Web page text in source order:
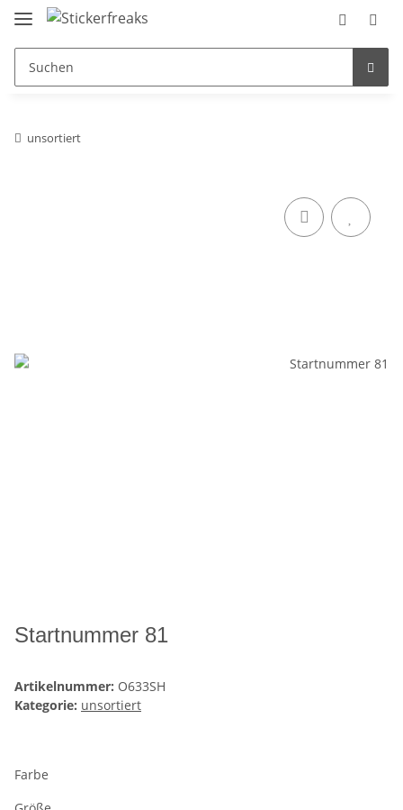
unsortiert
Startnummer 81
Artikelnummer: O633SH
Kategorie: unsortiert
Farbe